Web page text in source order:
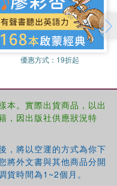
bestselling Hunger
of Songbirds and
of Panem with the
all the way to
bestselling
The Ballad of
Betts: this is a must-
優惠方式： 19折起
本。實際出貨商品，以出
，因出版社供應狀況特
，將以空運的方式為你下
將外文書與其他商品分開
貨時間為1~2個月。